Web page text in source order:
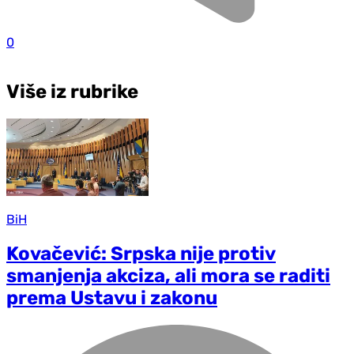
0
Više iz rubrike
BiH
Kovačević: Srpska nije protiv
smanjenja akciza, ali mora se raditi
prema Ustavu i zakonu